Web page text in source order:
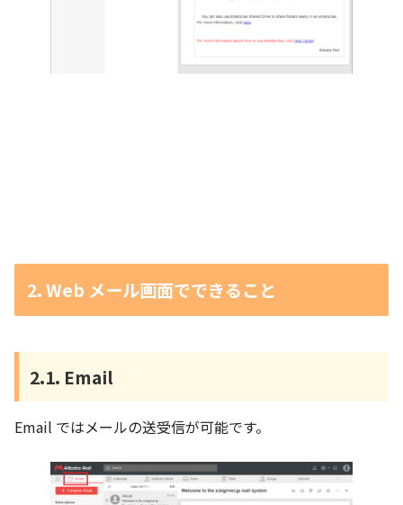
2. Web メール画面でできること
2.1. Email
Email ではメールの送受信が可能です。